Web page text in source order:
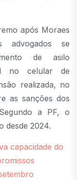
após Moraes
se
de asilo
no celular de
realizada, no
as sanções dos
a PF, o
desde 2024.
capacidade do